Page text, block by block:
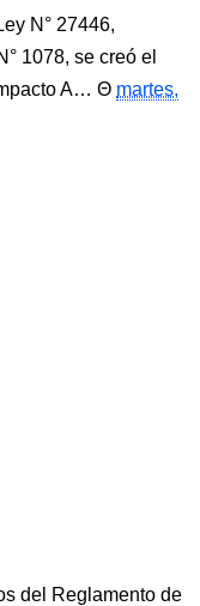
N° 27446,
1078, se creó el
A…
martes,
del Reglamento de